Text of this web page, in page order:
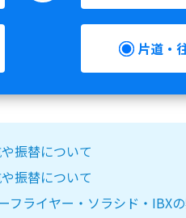
片道・
振替について
振替について
フライヤー・ソラシド・IBX